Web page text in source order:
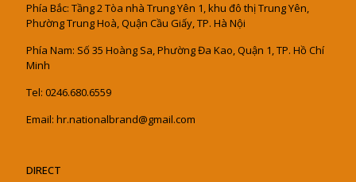
Phía Bắc: Tầng 2 Tòa nhà Trung Yên 1, khu đô thị Trung Yên,
Phường Trung Hoà, Quận Cầu Giấy, TP. Hà Nội
Phía Nam: Số 35 Hoàng Sa, Phường Đa Kao, Quận 1, TP. Hồ Chí
Minh
Tel: 0246.680.6559
Email: hr.nationalbrand@gmail.com
DIRECT